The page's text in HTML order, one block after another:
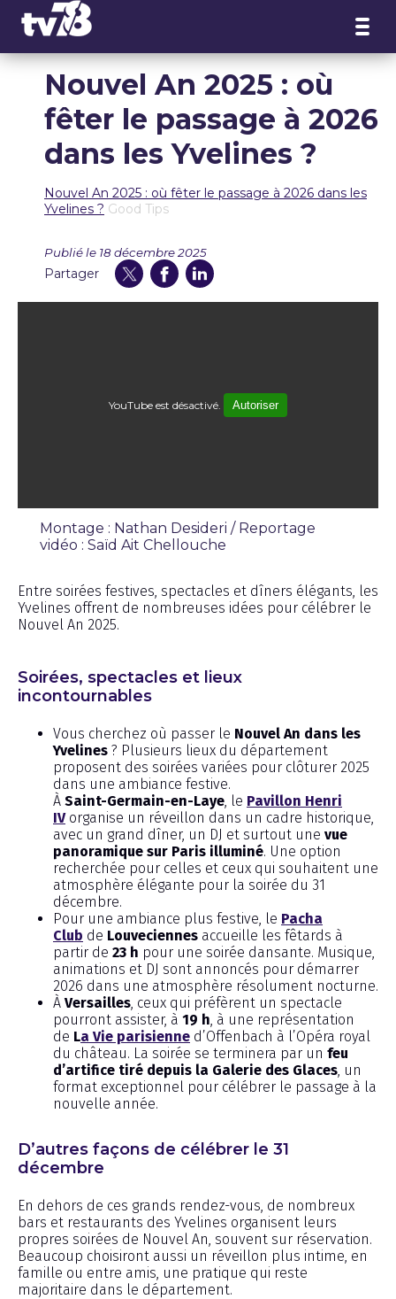
Nouvel An 2025 : où
fêter le passage à 2026
dans les Yvelines ?
Nouvel An 2025 : où fêter le passage à 2026 dans les
Yvelines ? Good Tips
Publié le 18 décembre 2025
Partager
YouTube est désactivé. Autoriser
Montage : Nathan Desideri / Reportage
vidéo : Saïd Ait Chellouche
Entre soirées festives, spectacles et dîners élégants, les
Yvelines offrent de nombreuses idées pour célébrer le
Nouvel An 2025.
Soirées, spectacles et lieux
incontournables
Vous cherchez où passer le Nouvel An dans les
Yvelines ? Plusieurs lieux du département
proposent des soirées variées pour clôturer 2025
dans une ambiance festive.
À Saint-Germain-en-Laye , le Pavillon Henri
IVorganise un réveillon dans un cadre historique,
avec un grand dîner, un DJ et surtout une vue
panoramique sur Paris illuminé. Une option
recherchée pour celles et ceux qui souhaitent une
atmosphère élégante pour la soirée du 31
décembre.
Pour une ambiance plus festive, le Pacha
Club de Louveciennes accueille les fêtards à
partir de 23 h pour une soirée dansante. Musique,
animations et DJ sont annoncés pour démarrer
2026 dans une atmosphère résolument nocturne.
À Versailles , ceux qui préfèrent un spectacle
pourront assister, à 19 h , à une représentation
de La Vie parisienne d’Offenbach à l’Opéra royal
du château. La soirée se terminera par un feu
d’artifice tiré depuis la Galerie des Glaces , un
format exceptionnel pour célébrer le passage à la
nouvelle année.
D’autres façons de célébrer le 31
décembre
En dehors de ces grands rendez-vous, de nombreux
bars et restaurants des Yvelines organisent leurs
propres soirées de Nouvel An, souvent sur réservation.
Beaucoup choisiront aussi un réveillon plus intime, en
famille ou entre amis, une pratique qui reste
majoritaire dans le département.
Panneau de gestion des cookies